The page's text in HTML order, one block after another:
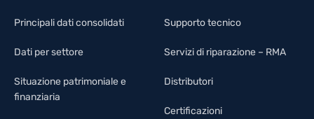
Principali dati consolidati
Dati per settore
Situazione patrimoniale e
finanziaria
Supporto tecnico
Servizi di riparazione – RMA
Distributori
Certificazioni